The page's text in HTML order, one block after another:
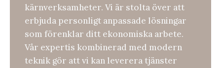
kärnverksamheter. Vi är stolta över att
erbjuda personligt anpassade lösningar
som förenklar ditt ekonomiska arbete.
Vår expertis kombinerad med modern
teknik gör att vi kan leverera tjänster